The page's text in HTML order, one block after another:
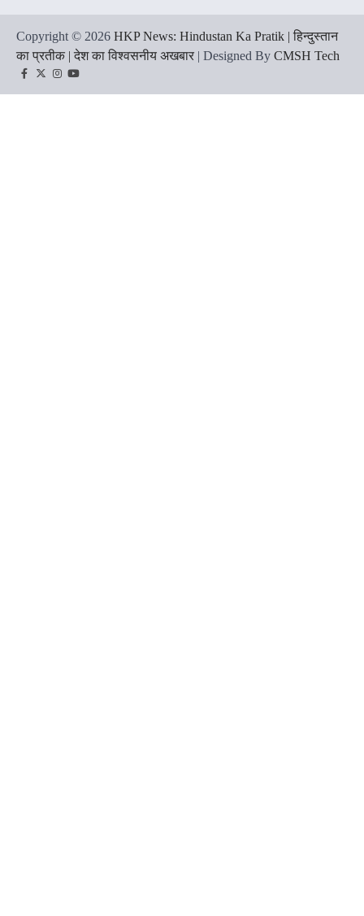
Copyright © 2026 HKP News: Hindustan Ka Pratik | हिन्दुस्तान
का प्रतीक | देश का विश्वसनीय अखबार | Designed By CMSH Tech
Facebook
TwitterInstagram
YouTube